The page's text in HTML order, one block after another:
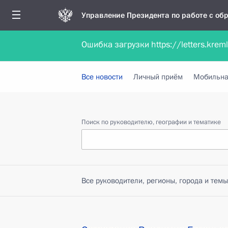
Управление Президента по работе с
Обратиться в форме электронного
Все новости Личный приём
Поиск по руководителю, географии и тематике
Все руководители, регионы, города и темы
Ошибка загрузки https://